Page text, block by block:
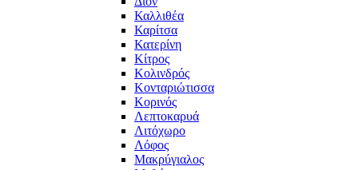
Καλλιθέα
Καρίτσα
Κατερίνη
Κίτρος
Κολινδρός
Κονταριώτισσα
Κορινός
Λεπτοκαρυά
Λιτόχωρο
Λόφος
Μακρύγιαλος